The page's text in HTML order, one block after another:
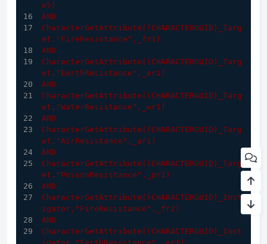
e5)
AND
CharacterGetAttribute ((CHARACTERGUID)
_Targ
et, "FireResistance" ,_fr1)
AND
CharacterGetAttribute ((CHARACTERGUID)
_Targ
et, "EarthResistance" ,_er1)
AND
CharacterGetAttribute ((CHARACTERGUID)
_Targ
et, "WaterResistance" ,_wr1)
AND
CharacterGetAttribute ((CHARACTERGUID)
_Targ
et, "AirResistance" ,_ar1)
AND
CharacterGetAttribute ((CHARACTERGUID)
_Targ
et, "PoisonResistance" ,_pr1)
AND
CharacterGetAttribute ((CHARACTERGUID)
_Inst
igator, "FireResistance" ,_fr2)
AND
CharacterGetAttribute ((CHARACTERGUID)
_Inst